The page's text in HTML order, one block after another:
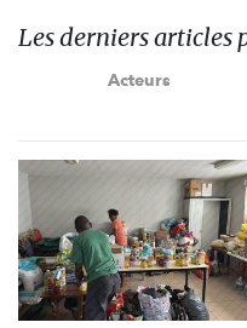
Les derniers articles
Acteurs